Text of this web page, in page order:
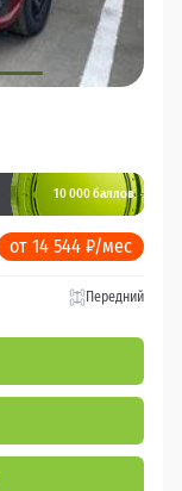
10 000 баллов
от 14 544 ₽/мес
Передний